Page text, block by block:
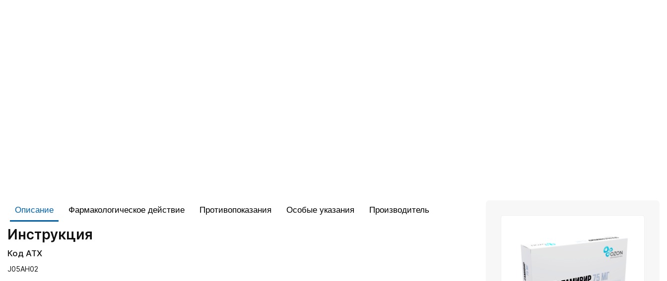
Описание Фармакологическое действие Противопоказания Особые указания Производитель
Инструкция
Код АТХ
J05AH02